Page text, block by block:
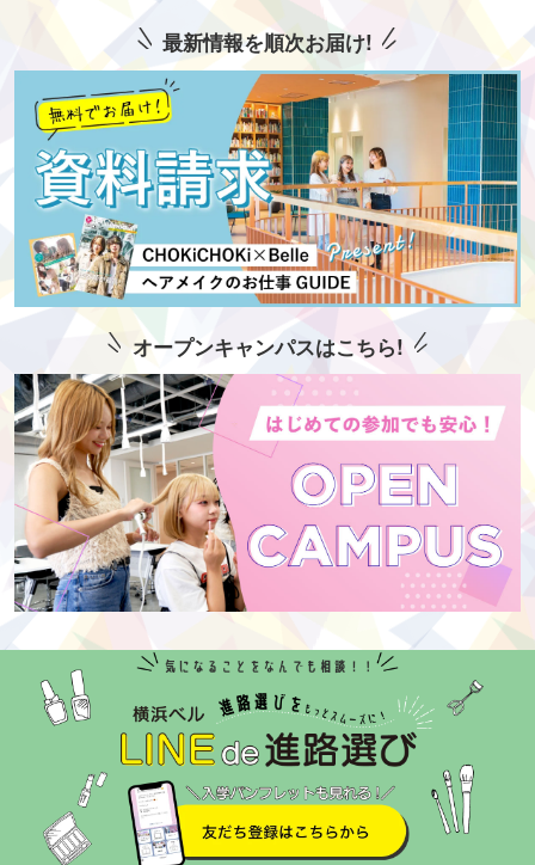
最新情報を順次お届け!
オープンキャンパスはこちら!